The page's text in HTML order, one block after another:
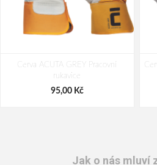
Cerva ACUTA GREY Pracovní
rukavice
95,00 Kč
Jak o nás mluví